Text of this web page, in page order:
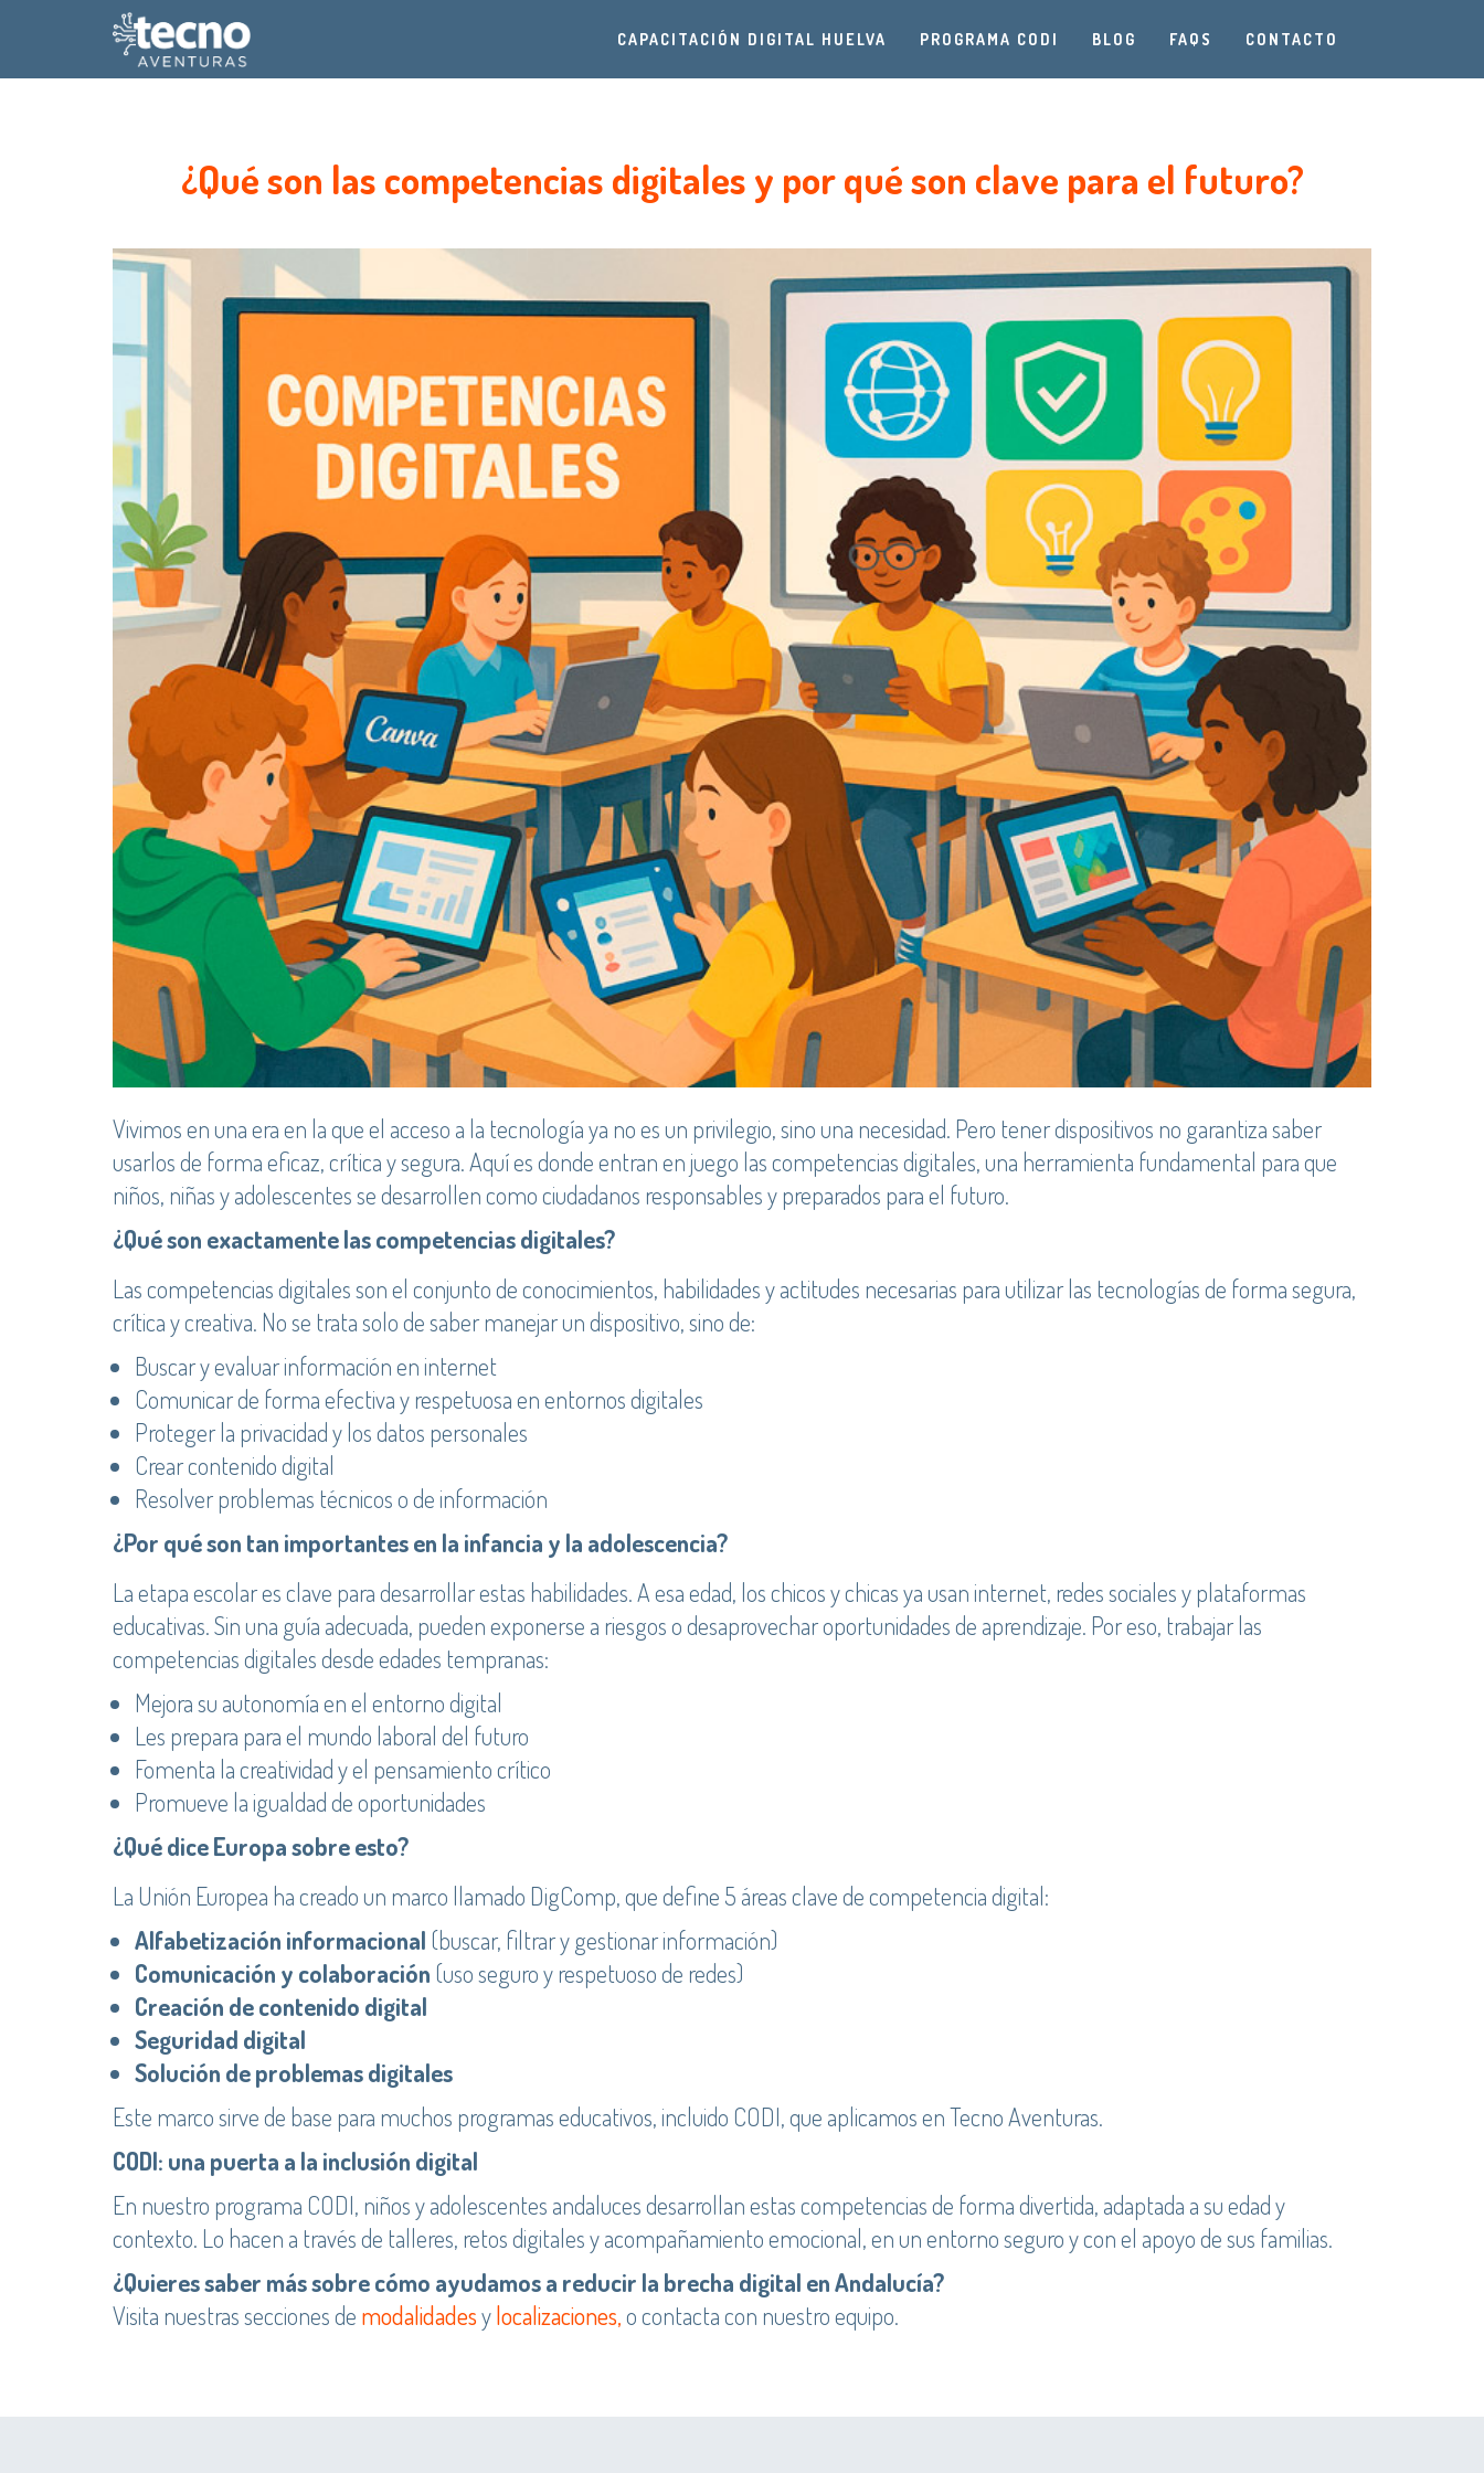
CAPACITACIÓN DIGITAL HUELVA PROGRAMA CODI BLOG FAQS CONTACTO
¿Qué son las competencias digitales y por qué son clave para el futuro?
Vivimos en una era en la que el acceso a la tecnología ya no es un privilegio, sino una necesidad. Pero tener dispositivos no garantiza saber
usarlos de forma eficaz, crítica y segura. Aquí es donde entran en juego las competencias digitales, una herramienta fundamental para que
niños, niñas y adolescentes se desarrollen como ciudadanos responsables y preparados para el futuro.
¿Qué son exactamente las competencias digitales?
Las competencias digitales son el conjunto de conocimientos, habilidades y actitudes necesarias para utilizar las tecnologías de forma segura,
crítica y creativa. No se trata solo de saber manejar un dispositivo, sino de:
Buscar y evaluar información en internet
Comunicar de forma efectiva y respetuosa en entornos digitales
Proteger la privacidad y los datos personales
Crear contenido digital
Resolver problemas técnicos o de información
¿Por qué son tan importantes en la infancia y la adolescencia?
La etapa escolar es clave para desarrollar estas habilidades. A esa edad, los chicos y chicas ya usan internet, redes sociales y plataformas
educativas. Sin una guía adecuada, pueden exponerse a riesgos o desaprovechar oportunidades de aprendizaje. Por eso, trabajar las
competencias digitales desde edades tempranas:
Mejora su autonomía en el entorno digital
Les prepara para el mundo laboral del futuro
Fomenta la creatividad y el pensamiento crítico
Promueve la igualdad de oportunidades
¿Qué dice Europa sobre esto?
La Unión Europea ha creado un marco llamado DigComp, que define 5 áreas clave de competencia digital:
Alfabetización informacional (buscar, filtrar y gestionar información)
Comunicación y colaboración (uso seguro y respetuoso de redes)
Creación de contenido digital
Seguridad digital
Solución de problemas digitales
Este marco sirve de base para muchos programas educativos, incluido CODI, que aplicamos en Tecno Aventuras.
CODI: una puerta a la inclusión digital
En nuestro programa CODI, niños y adolescentes andaluces desarrollan estas competencias de forma divertida, adaptada a su edad y
contexto. Lo hacen a través de talleres, retos digitales y acompañamiento emocional, en un entorno seguro y con el apoyo de sus familias.
¿Quieres saber más sobre cómo ayudamos a reducir la brecha digital en Andalucía?
Visita nuestras secciones de modalidadesylocalizaciones,o contacta con nuestro equipo.